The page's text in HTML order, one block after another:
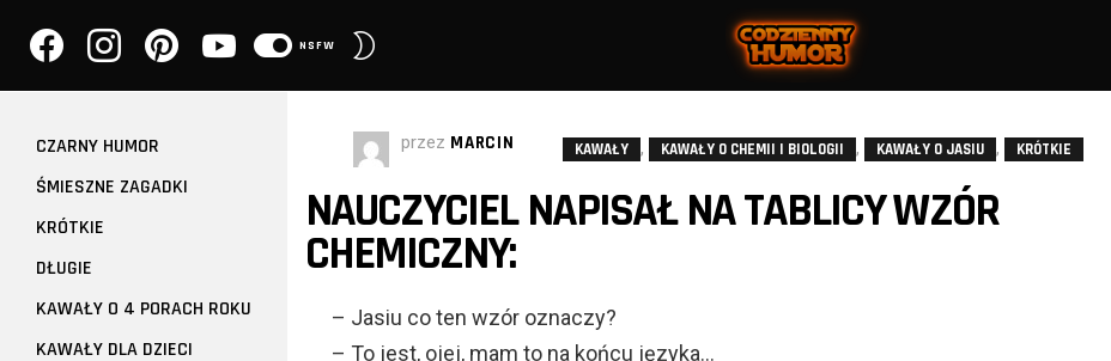
NSFW
przez MARCIN KAWAŁY , KAWAŁY O CHEMII I BIOLOGII , KAWAŁY O JASIU , KRÓTKIE
NAUCZYCIEL NAPISAŁ NA TABLICY WZÓR
CHEMICZNY:
– Jasiu co ten wzór oznaczy?
– To jest, ojej, mam to na końcu języka…
CZARNY HUMOR
ŚMIESZNE ZAGADKI
KRÓTKIE
DŁUGIE
KAWAŁY O 4 PORACH ROKU
KAWAŁY DLA DZIECI